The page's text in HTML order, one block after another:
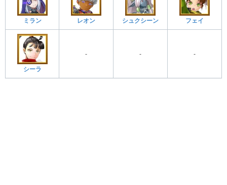
ミラン レオン シュクシーン フェイ
シーラ
- - -